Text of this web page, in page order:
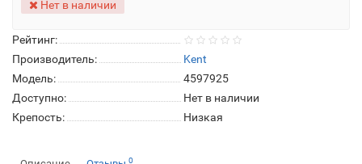
Рейтинг:
Производитель:
Kent
Модель:
4597925
Доступно:
Нет в наличии
Крепость:
Низкая
Нет в наличии
0